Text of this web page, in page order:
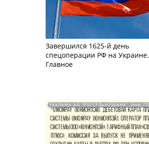
Завершился 1625-й день
спецоперации РФ на Украине.
Главное
РЕКЛАМА АО "РОССЕЛЬХОЗБАНК". ИНН